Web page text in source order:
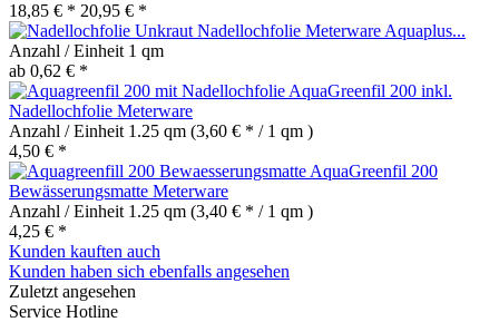
18,85 € * 20,95 € *
Unkraut Nadellochfolie Meterware Aquaplus...
Anzahl / Einheit 1 qm
ab 0,62 € *
AquaGreenfil 200 inkl.
Nadellochfolie Meterware
Anzahl / Einheit 1.25 qm (3,60 € * / 1 qm )
4,50 € *
AquaGreenfil 200
Bewässerungsmatte Meterware
Anzahl / Einheit 1.25 qm (3,40 € * / 1 qm )
4,25 € *
Kunden kauften auch
Kunden haben sich ebenfalls angesehen
Zuletzt angesehen
Service Hotline